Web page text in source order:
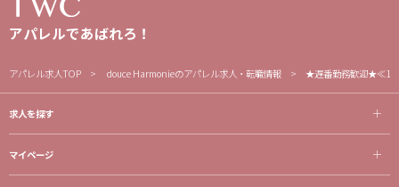
アパレルであばれろ！
アパレル求人TOP douce Harmonieのアパレル求人・転職情報 ★遅番勤務歓迎★≪18
求人を探す
マイページ